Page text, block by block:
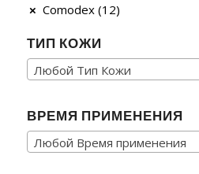
Comodex (12)
ТИП КОЖИ
Любой Tип Кожи
ВРЕМЯ ПРИМЕНЕНИЯ
Любой Время применения